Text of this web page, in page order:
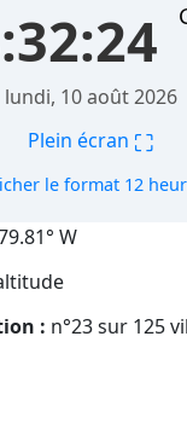
lundi, 10 août 2026
Plein écran ⛶
le format 12
W
: n°23 sur 125